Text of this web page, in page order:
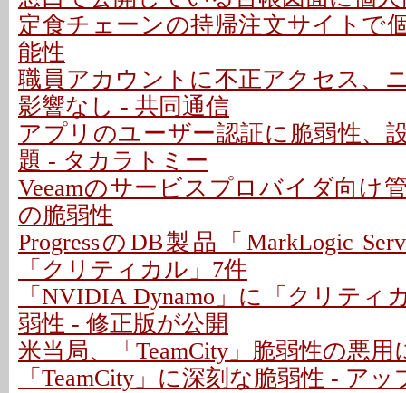
定食チェーンの持帰注文サイトで
能性
職員アカウントに不正アクセス、
影響なし - 共同通信
アプリのユーザー認証に脆弱性、
題 - タカラトミー
Veeamのサービスプロバイダ向け
の脆弱性
ProgressのDB製品「MarkLogic
「クリティカル」7件
「NVIDIA Dynamo」に「クリティ
弱性 - 修正版が公開
米当局、「TeamCity」脆弱性の悪用
「TeamCity」に深刻な脆弱性 - ア